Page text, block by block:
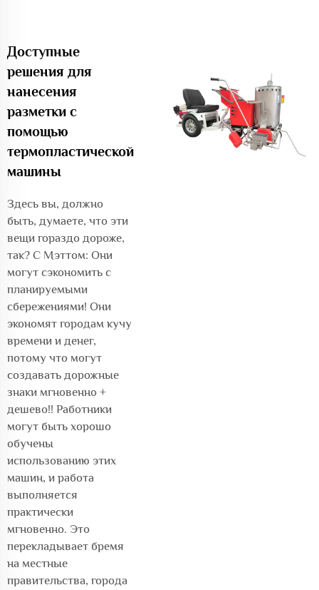
Доступные
решения для
нанесения
разметки с
помощью
термопластической
машины
Здесь вы, должно
быть, думаете, что эти
вещи гораздо дороже,
так? С Мэттом: Они
могут сэкономить с
планируемыми
сбережениями! Они
экономят городам кучу
времени и денег,
потому что могут
создавать дорожные
знаки мгновенно +
дешево!! Работники
могут быть хорошо
обучены
использованию этих
машин, и работа
выполняется
практически
мгновенно. Это
перекладывает бремя
на местные
правительства, города